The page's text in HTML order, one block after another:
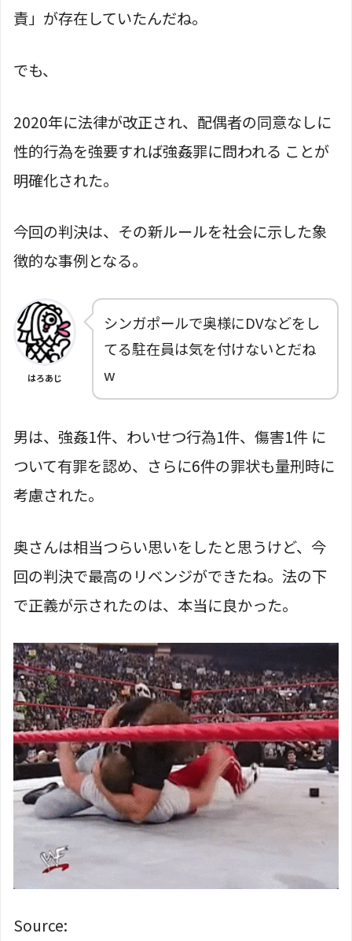
責」が存在していたんだね。
でも、
2020年に法律が改正され、配偶者の同意なしに
性的行為を強要すれば強姦罪に問われる ことが
明確化された。
今回の判決は、その新ルールを社会に示した象
徴的な事例となる。
はろあじ
シンガポールで奥様にDVなどをし
てる駐在員は気を付けないとだね
w
男は、強姦1件、わいせつ行為1件、傷害1件 に
ついて有罪を認め、さらに6件の罪状も量刑時に
考慮された。
奥さんは相当つらい思いをしたと思うけど、今
回の判決で最高のリベンジができたね。法の下
で正義が示されたのは、本当に良かった。
Source: